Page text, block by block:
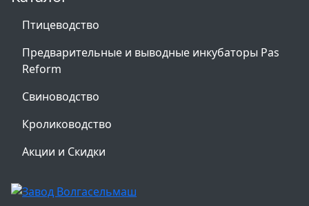
Птицеводство
Предварительные и выводные инкубаторы Pas
Reform
Свиноводство
Кролиководство
Акции и Скидки